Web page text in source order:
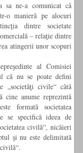
sa ne-a comunicat că
o manieră pe alocuri
dintre societate
– relaţie dintre
atingerii unor scopuri
al Comisiei
că nu se poate defini
„societăţi civile“ câtă
cine anume reprezintă
formată societatea
se specifică ideea de
civilă“, nicăieri
şi nu este delimitată